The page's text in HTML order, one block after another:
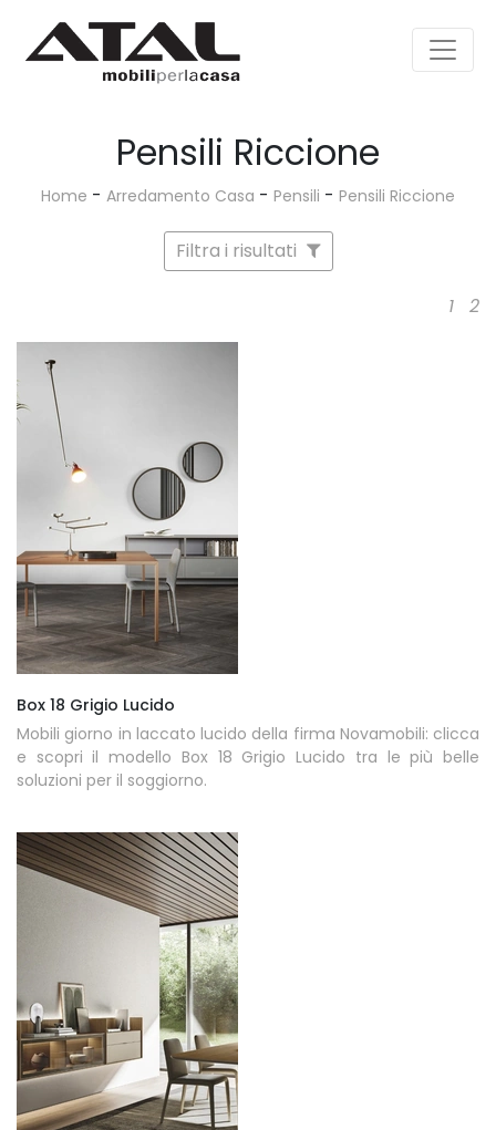
Pensili Riccione
Home - Arredamento Casa - Pensili - Pensili Riccione
Filtra i risultati
1 2
Box 18 Grigio Lucido
Mobili giorno in laccato lucido della firma Novamobili: clicca
e scopri il modello Box 18 Grigio Lucido tra le più belle
soluzioni per il soggiorno.